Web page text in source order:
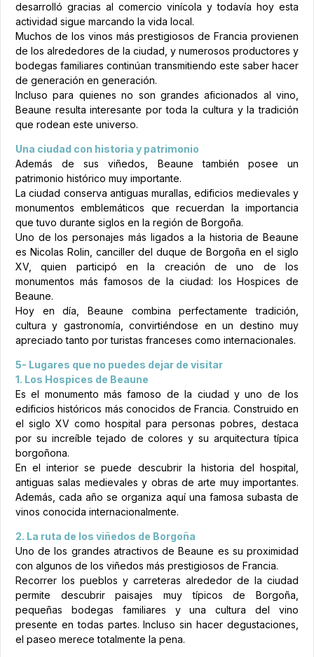
desarrolló gracias al comercio vinícola y todavía hoy esta
actividad sigue marcando la vida local.
Muchos de los vinos más prestigiosos de Francia provienen
de los alrededores de la ciudad, y numerosos productores y
bodegas familiares continúan transmitiendo este saber hacer
de generación en generación.
Incluso para quienes no son grandes aficionados al vino,
Beaune resulta interesante por toda la cultura y la tradición
que rodean este universo.
Una ciudad con historia y patrimonio
Además de sus viñedos, Beaune también posee un
patrimonio histórico muy importante.
La ciudad conserva antiguas murallas, edificios medievales y
monumentos emblemáticos que recuerdan la importancia
que tuvo durante siglos en la región de Borgoña.
Uno de los personajes más ligados a la historia de Beaune
es Nicolas Rolin, canciller del duque de Borgoña en el siglo
XV, quien participó en la creación de uno de los
monumentos más famosos de la ciudad: los Hospices de
Beaune.
Hoy en día, Beaune combina perfectamente tradición,
cultura y gastronomía, convirtiéndose en un destino muy
apreciado tanto por turistas franceses como internacionales.
5- Lugares que no puedes dejar de visitar
1. Los Hospices de Beaune
Es el monumento más famoso de la ciudad y uno de los
edificios históricos más conocidos de Francia. Construido en
el siglo XV como hospital para personas pobres, destaca
por su increíble tejado de colores y su arquitectura típica
borgoñona.
En el interior se puede descubrir la historia del hospital,
antiguas salas medievales y obras de arte muy importantes.
Además, cada año se organiza aquí una famosa subasta de
vinos conocida internacionalmente.
2. La ruta de los viñedos de Borgoña
Uno de los grandes atractivos de Beaune es su proximidad
con algunos de los viñedos más prestigiosos de Francia.
Recorrer los pueblos y carreteras alrededor de la ciudad
permite descubrir paisajes muy típicos de Borgoña,
pequeñas bodegas familiares y una cultura del vino
presente en todas partes. Incluso sin hacer degustaciones,
el paseo merece totalmente la pena.